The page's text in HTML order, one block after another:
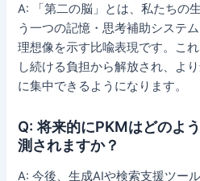
A: 「第二の脳」とは、私たちの
う一つの記憶・思考補助システ
理想像を示す比喩表現です。こ
し続ける負担から解放され、よ
に集中できるようになります。
Q: 将来的にPKMはどのよ
測されますか？
A: 今後、生成AIや検索支援ツー